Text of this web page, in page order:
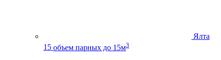
Ялта
15 объем парных до 15м3